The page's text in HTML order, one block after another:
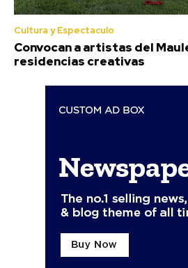
Cultura y Espectaculo
Convocan a artistas del
residencias creativas